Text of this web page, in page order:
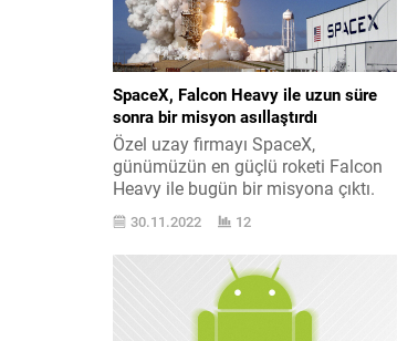
SpaceX, Falcon Heavy ile uzun süre
sonra bir misyon asıllaştırdı
Özel uzay firmayı SpaceX,
günümüzün en güçlü roketi Falcon
Heavy ile bugün bir misyona çıktı.
Roket bundan evvel 2019 ’da
kullanılmıştı. İlk kalkışını 6 Şubat
2018 tarihinde reelleştiren etkin
vazifedeki en güçlü roket modeli
Falcon Heavy, ikinci kalkışında ilk
kez ticari bir misyona
30.11.2022 12